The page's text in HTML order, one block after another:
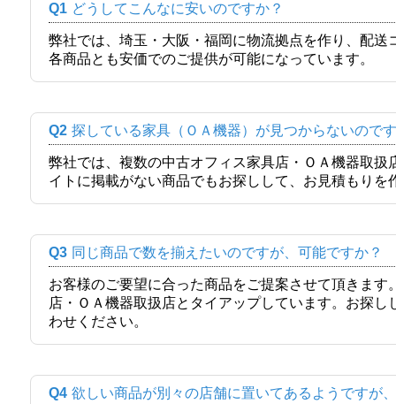
Q1 どうしてこんなに安いのですか？
弊社では、埼玉・大阪・福岡に物流拠点を作り、配
各商品とも安価でのご提供が可能になっています。
Q2 探している家具（ＯＡ機器）が見つからないので
弊社では、複数の中古オフィス家具店・ＯＡ機器取
イトに掲載がない商品でもお探しして、お見積もりを
Q3 同じ商品で数を揃えたいのですが、可能ですか？
お客様のご要望に合った商品をご提案させて頂きま
店・ＯＡ機器取扱店とタイアップしています。お探
わせください。
Q4 欲しい商品が別々の店舗に置いてあるようですが